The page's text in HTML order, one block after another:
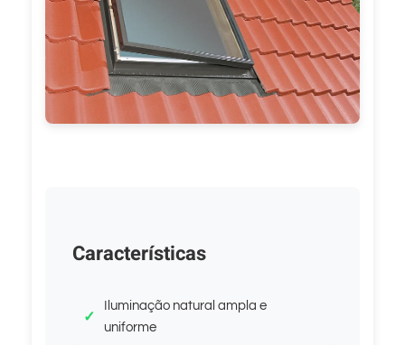
Características
Iluminação natural ampla e
uniforme